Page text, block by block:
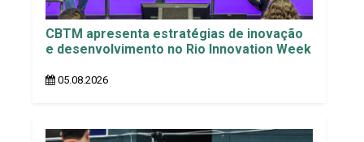
CBTM apresenta estratégias de inovação
e desenvolvimento no Rio Innovation Week
05.08.2026